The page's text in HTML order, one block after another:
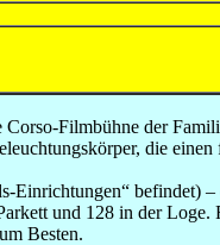
Filmbühne der
die
befindet)
und 128 in der
Besten.